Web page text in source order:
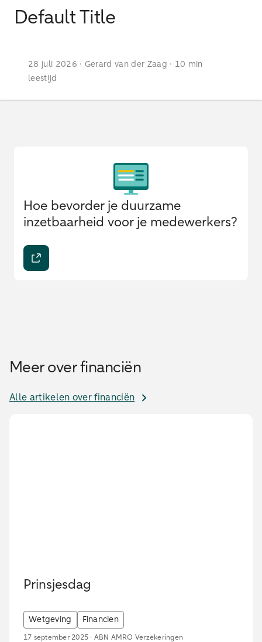
Default Title
28 juli 2026 · Gerard van der Zaag · 10 min
leestijd
Hoe bevorder je duurzame
inzetbaarheid voor je medewerkers?
Meer over financiën
Alle artikelen over financiën
Prinsjesdag
Wetgeving Financien
17 september 2025 · ABN AMRO Verzekeringen